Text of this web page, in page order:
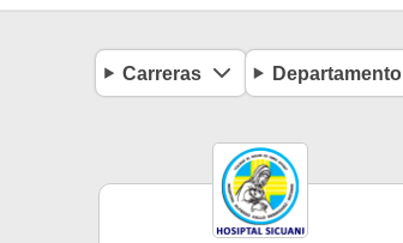
Carreras Departamento